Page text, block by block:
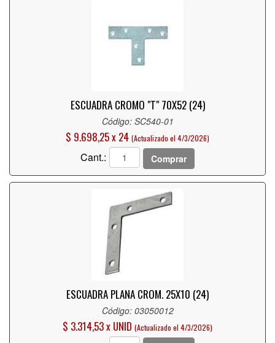
ESCUADRA CROMO "T" 70X52 (24)
Código: SC540-01
$ 9.698,25 x 24 (Actualizado el 4/3/2026)
Cant.: Comprar
ESCUADRA PLANA CROM. 25X10 (24)
Código: 03050012
$ 3.314,53 x UNID (Actualizado el 4/3/2026)